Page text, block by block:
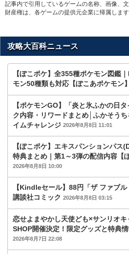
記事内で引用しているゲームの名称、画像、
財産権は、各ゲームの提供元企業に帰属します
攻略大百科ニュース
【ぽこポケ】全355種ポケモン図鑑
モン50種類も対応【ぽこあポケモン】
【ポケモンGO】「炎と氷ふかの日
ク内容・リワードまとめ│ふかそう
イムチャレンジ 2026年8月8日 11:01
【ぽこポケ】エキスパンションパス
特典まとめ｜第1～3弾の配信内容【
2026年8月8日 10:00
【Kindleセール】88円「ザ ファブル
講談社コミック 2026年8月8日 03:15
恋せよまやかし天使ども×サンリオ
SHOP開催決定！限定グッズと特典
2026年8月7日 22:08